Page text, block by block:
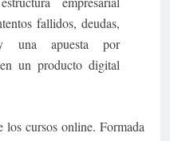
fallidos, deudas,
y una apuesta por
un producto digital
los cursos online. Formada